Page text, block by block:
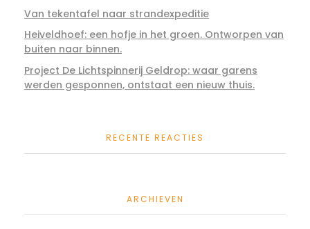
Van tekentafel naar strandexpeditie
Heiveldhoef: een hofje in het groen. Ontworpen van
buiten naar binnen.
Project De Lichtspinnerij Geldrop: waar garens
werden gesponnen, ontstaat een nieuw thuis.
RECENTE REACTIES
ARCHIEVEN